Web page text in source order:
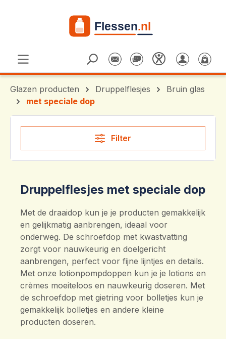
Glazen producten Druppelflesjes
Bruin glas
met speciale dop
Filter
Druppelflesjes met speciale dop
Met de draaidop kun je je producten gemakkelijk
en gelijkmatig aanbrengen, ideaal voor
onderweg. De schroefdop met kwastvatting
zorgt voor nauwkeurig en doelgericht
aanbrengen, perfect voor fijne lijntjes en details.
Met onze lotionpompdoppen kun je je lotions en
crèmes moeiteloos en nauwkeurig doseren. Met
de schroefdop met gietring voor bolletjes kun je
gemakkelijk bolletjes en andere kleine
producten doseren.